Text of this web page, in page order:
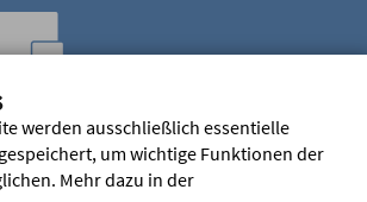
werden ausschließlich essentielle
um wichtige Funktionen der
Mehr dazu in der